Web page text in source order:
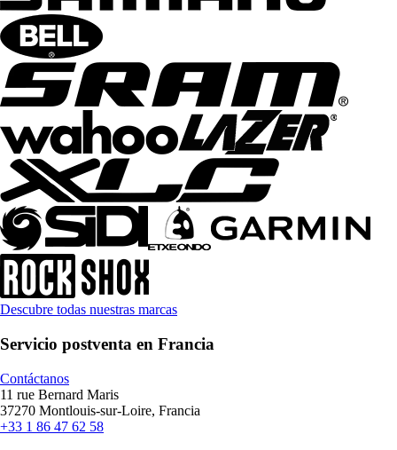
Descubre todas nuestras marcas
Servicio postventa en Francia
Contáctanos
11 rue Bernard Maris
37270 Montlouis-sur-Loire, Francia
+33 1 86 47 62 58